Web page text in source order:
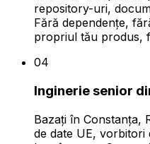
repository-uri,
Fără dependențe,
propriul tău produs,
04
Inginerie senior
Bazați în Constanța,
de date UE, vorbitori